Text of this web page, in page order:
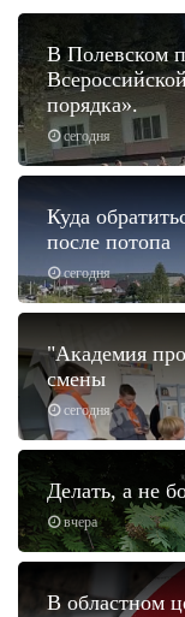
сегодня
В Полевском
порядка».
сегодня
Куда
после потопа
сегодня
"Академия
смены
вчера
Делать, а не
В областном